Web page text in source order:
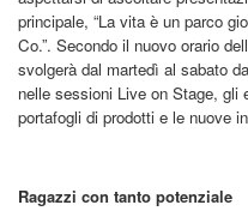
principale, “La vita è un parco
Co.”. Secondo il nuovo orario
svolgerà dal martedì al sabato
nelle sessioni Live on Stage, gli
portafogli di prodotti e le nuove
Ragazzi con tanto potenziale